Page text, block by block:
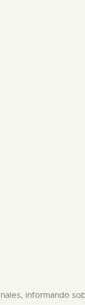
informando